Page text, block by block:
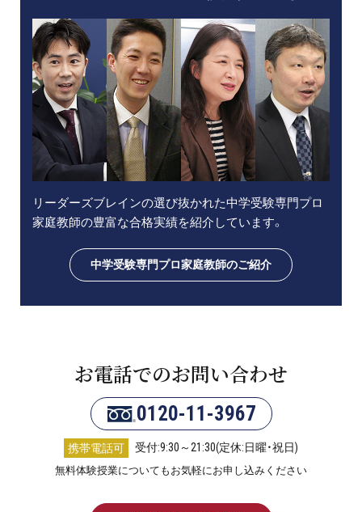
リーダーズブレインの選び抜かれた中学受験専門プロ
家庭教師の豊富な合格実績を紹介しています。
中学受験専門プロ家庭教師のご紹介
お電話でのお問い合わせ
0120-11-3967
携帯電話可 受付:9:30～21:30(定休:日曜・祝日)
無料体験授業についてもお気軽にお申し込みください